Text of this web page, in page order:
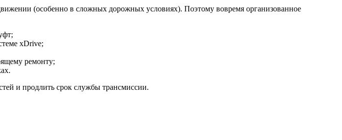
(особенно в сложных дорожных условиях). Поэтому вовремя организованное
xDrive;
ремонту;
и продлить срок службы трансмиссии.